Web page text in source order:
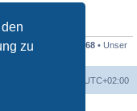
zuinsgesamt 1268 • Unser
UTC+02:00
Limited